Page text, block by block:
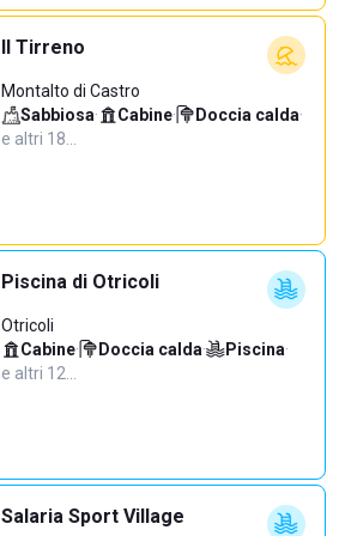
Il Tirreno
Montalto di Castro
Sabbiosa· Cabine· Doccia calda·
e altri 18…
Piscina di Otricoli
Otricoli
Cabine· Doccia calda· Piscina·
e altri 12…
Salaria Sport Village